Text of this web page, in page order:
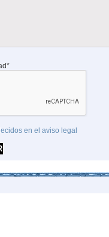
en el aviso legal